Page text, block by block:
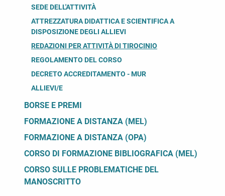
SEDE DELL'ATTIVITÀ
ATTREZZATURA DIDATTICA E SCIENTIFICA A
DISPOSIZIONE DEGLI ALLIEVI
REDAZIONI PER ATTIVITÀ DI TIROCINIO
REGOLAMENTO DEL CORSO
DECRETO ACCREDITAMENTO - MUR
ALLIEVI/E
BORSE E PREMI
FORMAZIONE A DISTANZA (MEL)
FORMAZIONE A DISTANZA (OPA)
CORSO DI FORMAZIONE BIBLIOGRAFICA (MEL)
CORSO SULLE PROBLEMATICHE DEL
MANOSCRITTO